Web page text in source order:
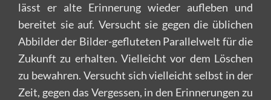
lässt er alte Erinnerung wieder aufleben und
bereitet sie auf. Versucht sie gegen die üblichen
Abbilder der Bilder-gefluteten Parallelwelt für die
Zukunft zu erhalten. Vielleicht vor dem Löschen
zu bewahren. Versucht sich vielleicht selbst in der
Zeit, gegen das Vergessen, in den Erinnerungen zu